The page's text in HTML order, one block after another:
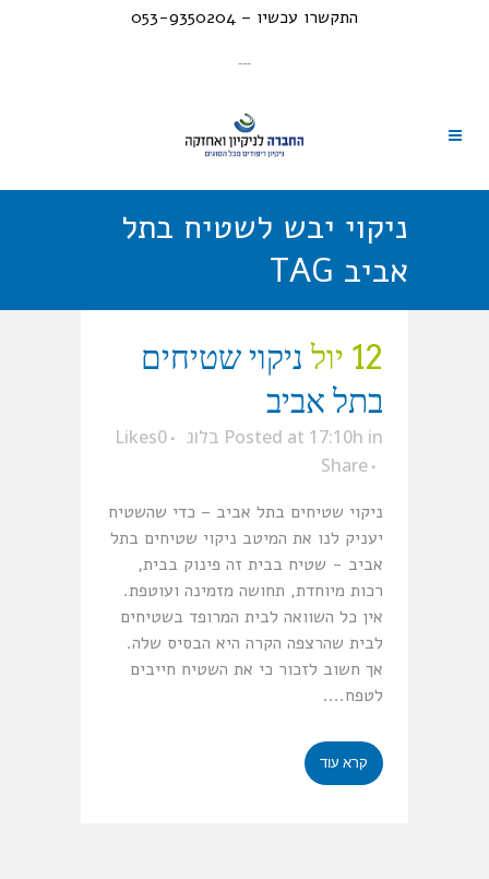
התקשרו עכשיו – 053-9350204
---
ניקוי יבש לשטיח בתל
אביב TAG
12 יול
ניקוי שטיחים
בתל אביב
Posted at 17:10h in בלוג 0
Likes
Share
ניקוי שטיחים בתל אביב – כדי שהשטיח
יעניק לנו את המיטב ניקוי שטיחים בתל
אביב - שטיח בבית זה פינוק בבית,
רכות מיוחדת, תחושה מזמינה ועוטפת.
אין כל השוואה לבית המרופד בשטיחים
לבית שהרצפה הקרה היא הבסיס שלה.
אך חשוב לזכור כי את השטיח חייבים
לטפח....
קרא עוד